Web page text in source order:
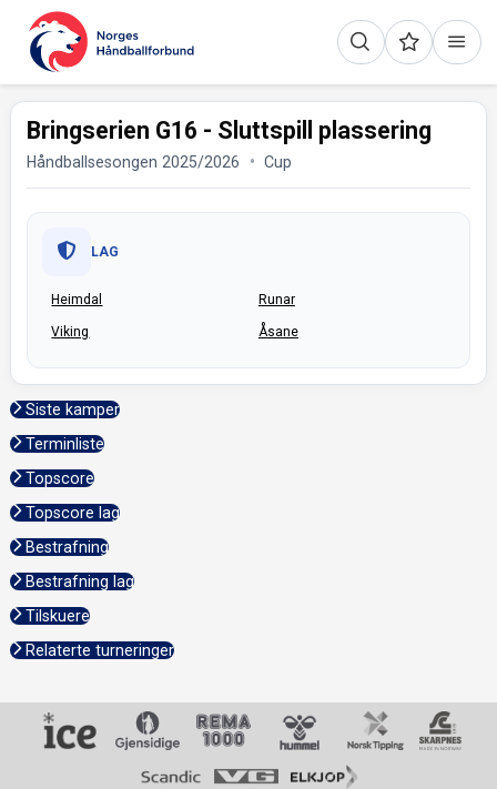
Bringserien G16 - Sluttspill plassering
Håndballsesongen 2025/2026 Cup
LAG
Heimdal Runar
Viking Åsane
Siste kamper
Terminliste
Topscore
Topscore lag
Bestrafning
Bestrafning lag
Tilskuere
Relaterte turneringer